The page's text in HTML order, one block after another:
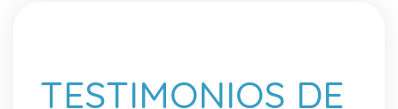
TESTIMONIOS DE